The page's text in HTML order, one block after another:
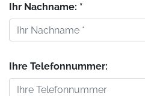
Ihr Nachname: *
Ihre Telefonnummer: